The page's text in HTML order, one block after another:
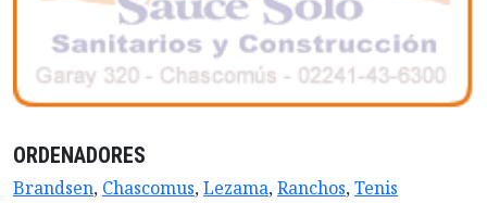
ORDENADORES
Brandsen, Chascomus,Lezama,Ranchos,Tenis